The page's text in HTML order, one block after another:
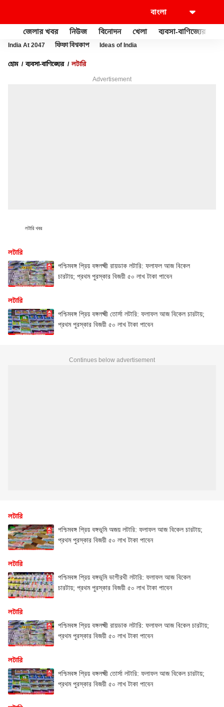
জেলার খবর নিউজ বিনোদন খেলা ব্যবসা-বাণিজ্যের
India At 2047 ফিফা বিশ্বকাপ Ideas of India
হোম ব্যবসা-বাণিজ্যের লটারি
Advertisement
লটারি খবর
লটারি
পশ্চিমবঙ্গ প্রিয় বঙ্গলক্ষ্মী রায়ডাক লটারি: ফলাফল আজ বিকেল
চারটায়; প্রথম পুরস্কার বিজয়ী ৫০ লাখ টাকা পাবেন
লটারি
পশ্চিমবঙ্গ প্রিয় বঙ্গলক্ষ্মী তোর্সা লটারি: ফলাফল আজ বিকেল চারটায়;
প্রথম পুরস্কার বিজয়ী ৫০ লাখ টাকা পাবেন
Continues below advertisement
লটারি
পশ্চিমবঙ্গ প্রিয় বঙ্গভূমি অজয় লটারি: ফলাফল আজ বিকেল চারটায়;
প্রথম পুরস্কার বিজয়ী ৫০ লাখ টাকা পাবেন
লটারি
পশ্চিমবঙ্গ প্রিয় বঙ্গভূমি ভাগীরথী লটারি: ফলাফল আজ বিকেল
চারটায়; প্রথম পুরস্কার বিজয়ী ৫০ লাখ টাকা পাবেন
লটারি
পশ্চিমবঙ্গ প্রিয় বঙ্গলক্ষ্মী রায়ডাক লটারি: ফলাফল আজ বিকেল চারটায়;
প্রথম পুরস্কার বিজয়ী ৫০ লাখ টাকা পাবেন
লটারি
পশ্চিমবঙ্গ প্রিয় বঙ্গলক্ষ্মী তোর্সা লটারি: ফলাফল আজ বিকেল চারটায়;
প্রথম পুরস্কার বিজয়ী ৫০ লাখ টাকা পাবেন